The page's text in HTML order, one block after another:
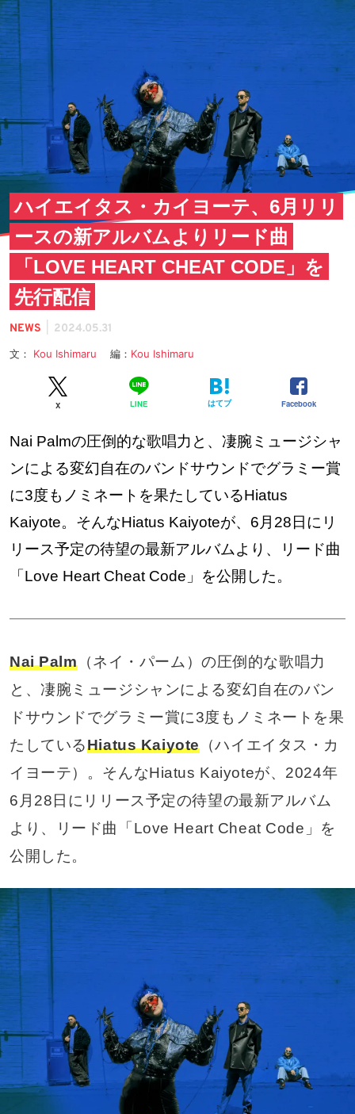
ハイエイタス・カイヨーテ、6月リリ
ースの新アルバムよりリード曲
「LOVE HEART CHEAT CODE」を
先行配信
NEWS 2024.05.31
文： Kou Ishimaru 編： Kou Ishimaru
X LINE はてブ Facebook
Nai Palmの圧倒的な歌唱力と、凄腕ミュージシャ
ンによる変幻自在のバンドサウンドでグラミー賞
に3度もノミネートを果たしているHiatus
Kaiyote。そんなHiatus Kaiyoteが、6月28日にリ
リース予定の待望の最新アルバムより、リード曲
「Love Heart Cheat Code」を公開した。
Nai Palm（ネイ・パーム）の圧倒的な歌唱力
と、凄腕ミュージシャンによる変幻自在のバン
ドサウンドでグラミー賞に3度もノミネートを果
たしているHiatus Kaiyote（ハイエイタス・カ
イヨーテ）。そんなHiatus Kaiyoteが、2024年
6月28日にリリース予定の待望の最新アルバム
より、リード曲「Love Heart Cheat Code」を
公開した。